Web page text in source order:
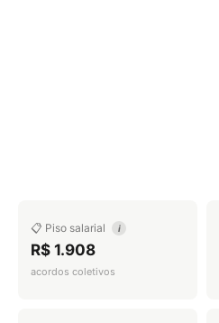
📋 Piso salarial i
R$ 1.908
acordos coletivos